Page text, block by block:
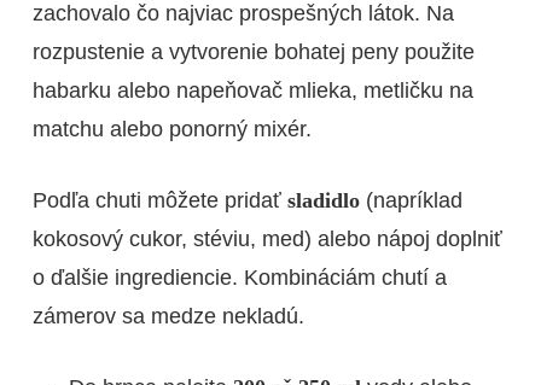
zachovalo čo najviac prospešných látok. Na
rozpustenie a vytvorenie bohatej peny použite
habarku alebo napeňovač mlieka, metličku na
matchu alebo ponorný mixér.
Podľa chuti môžete pridať sladidlo(napríklad
kokosový cukor, stéviu, med) alebo nápoj doplniť
o ďalšie ingrediencie. Kombináciám chutí a
zámerov sa medze nekladú.